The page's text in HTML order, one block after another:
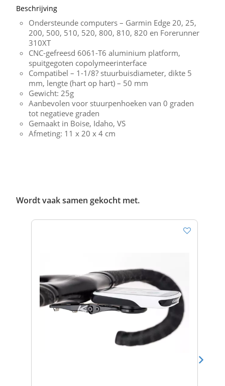
Beschrijving
Ondersteunde computers – Garmin Edge 20, 25,
200, 500, 510, 520, 800, 810, 820 en Forerunner
310XT
CNC-gefreesd 6061-T6 aluminium platform,
spuitgegoten copolymeerinterface
Compatibel – 1-1/8? stuurbuisdiameter, dikte 5
mm, lengte (hart op hart) – 50 mm
Gewicht: 25g
Aanbevolen voor stuurpenhoeken van 0 graden
tot negatieve graden
Gemaakt in Boise, Idaho, VS
Afmeting: 11 x 20 x 4 cm
Wordt vaak samen gekocht met.